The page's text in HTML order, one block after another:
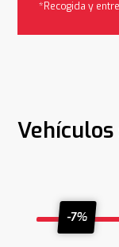
*Recogida y
-7%